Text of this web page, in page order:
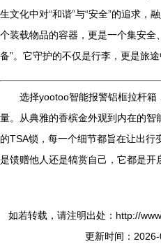
生文化中对“和谐”与“安全”的追求，
个装载物品的容器，更是一个集安全
备”。它守护的不仅是行李，更是旅途
选择yootoo智能报警铝框拉杆
量。从典雅的香槟金外观到内在的
的TSA锁，每一个细节都旨在让出
是馈赠他人还是犒赏自己，它都是开
如若转载，请注明出处：http://
更新时间：